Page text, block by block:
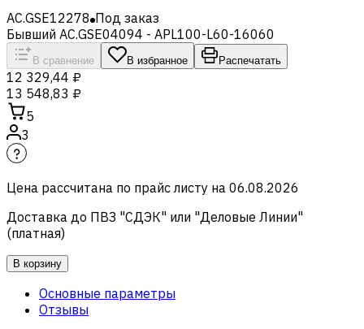
AC.GSE12278 Под заказ
Бывший AC.GSE04094 - APL100-L60-16060
В сравнение В избранное Распечатать
12 329,44 ₽
13 548,83 ₽
5
3
Цена рассчитана по прайс листу на 06.08.2026
Доставка до ПВЗ "СДЭК" или "Деловые Линии"
(платная)
В корзину
Основные параметры
Отзывы